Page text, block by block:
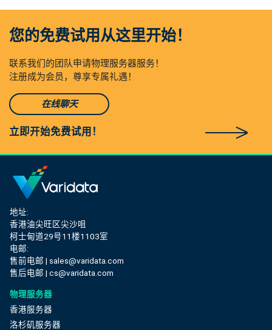
您的免费试用从这里开始！
联系我们的团队申请物理服务器服务！
注册成为会员，尊享专属礼遇！
在线聊天
立即开始免费试用！
地址:
香港油尖旺区尖沙咀
柯士甸道29号11楼1103室
电邮:
售前电邮 | sales@varidata.com
售后电邮 | cs@varidata.com
物理服务器
香港服务器
洛杉矶服务器